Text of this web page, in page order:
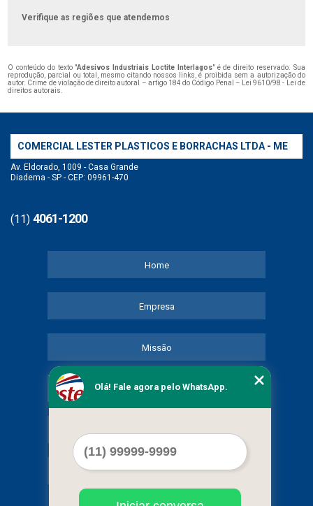
Verifique as regiões que atendemos
O conteúdo do texto "Adesivos Industriais Loctite Interlagos" é de direito reservado. Sua
reprodução, parcial ou total, mesmo citando nossos links, é proibida sem a autorização do
autor. Crime de violação de direito autoral – artigo 184 do Código Penal –
Lei 9610/98 - Lei de
direitos autorais
COMERCIAL LESTER PLASTICOS E BORRACHAS LTDA - ME
Av. Eldorado, 1009 - Casa Grande
Diadema - SP - CEP: 09961-470
(11) 4061-1200
Home
Empresa
Missão
Serviços
Mapa do site
Olá! Fale agora pelo WhatsApp.